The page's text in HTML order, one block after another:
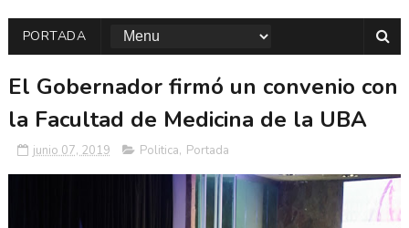
PORTADA
El Gobernador firmó un convenio con
la Facultad de Medicina de la UBA
junio 07, 2019 Politica, Portada